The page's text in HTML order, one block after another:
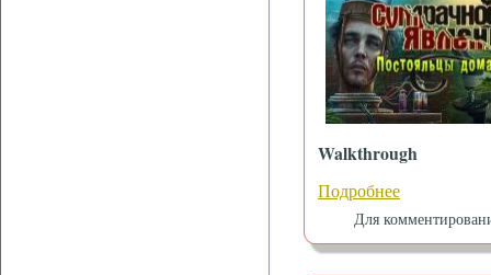
Walkthrough
Подробнее
Для